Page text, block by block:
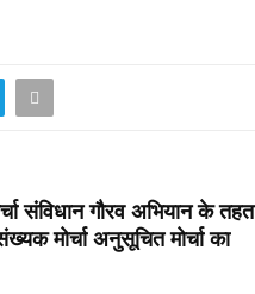
संविधान गौरव अभियान के तहत
मोर्चा अनुसूचित मोर्चा का